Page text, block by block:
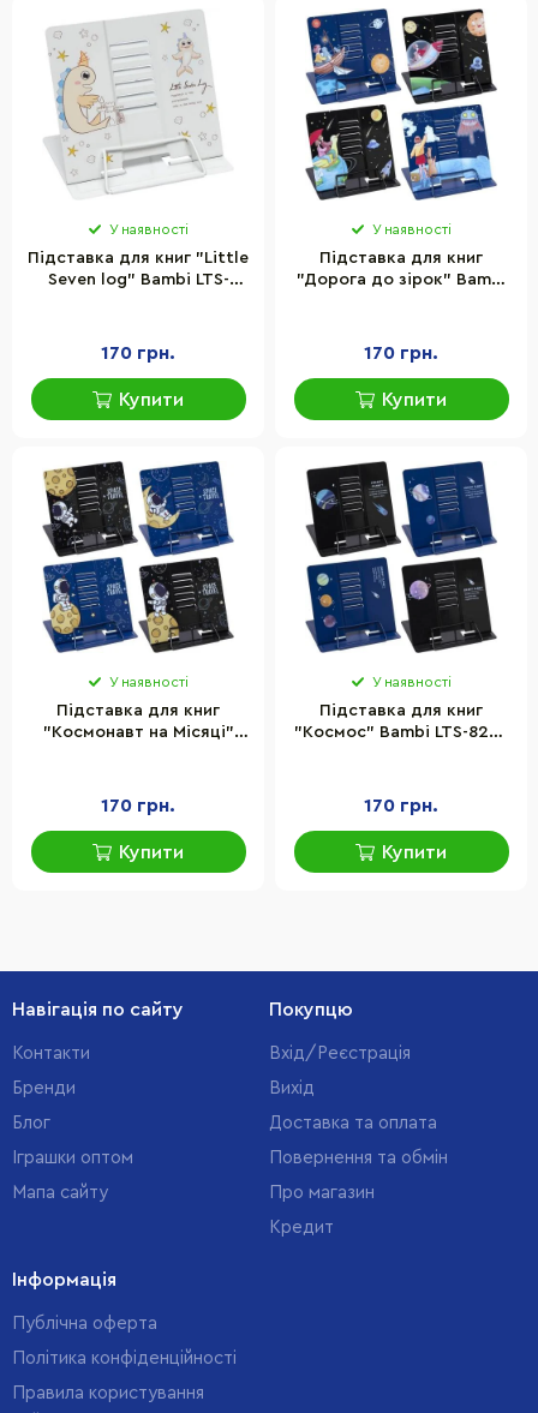
У наявності
Підставка для книг "Little
Seven log" Bambi LTS-
170 грн.
Купити
У наявності
Підставка для книг
"Дорога до зірок" Bambi
170 грн.
Купити
У наявності
Підставка для книг
"Космонавт на Місяці"
170 грн.
Купити
У наявності
Підставка для книг
"Космос" Bambi LTS-8205
170 грн.
Купити
Навігація по сайту
Контакти
Бренди
Блог
Іграшки оптом
Мапа сайту
Покупцю
Вхід/Реєстрація
Вихід
Доставка та оплата
Повернення та обмін
Про магазин
Кредит
Інформація
Публічна оферта
Політика конфіденційності
Правила користування